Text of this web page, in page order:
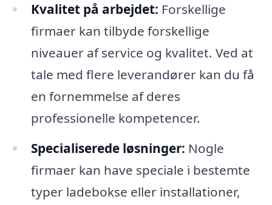
Kvalitet på arbejdet: Forskellige
firmaer kan tilbyde forskellige
niveauer af service og kvalitet. Ved at
tale med flere leverandører kan du få
en fornemmelse af deres
professionelle kompetencer.
Specialiserede løsninger: Nogle
firmaer kan have speciale i bestemte
typer ladebokse eller installationer,